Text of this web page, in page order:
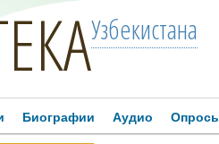
Узбекистана
Биографии Аудио